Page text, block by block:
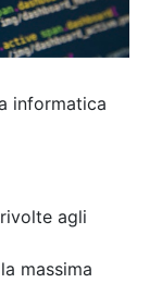
informatica
agli
massima